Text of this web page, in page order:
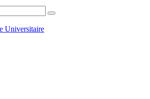
Universitaire